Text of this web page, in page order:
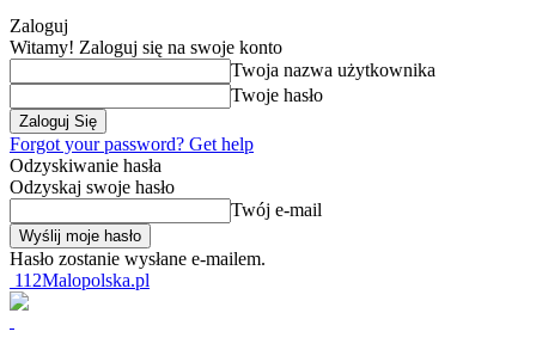
Zaloguj
Witamy! Zaloguj się na swoje konto
Twoja nazwa użytkownika
Twoje hasło
Forgot your password? Get help
Odzyskiwanie hasła
Odzyskaj swoje hasło
Twój e-mail
Hasło zostanie wysłane e-mailem.
112Malopolska.pl